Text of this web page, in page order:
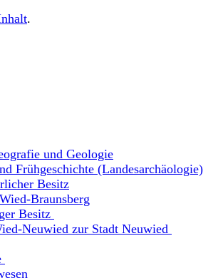
.
und Geologie
Frühgeschichte (Landesarchäologie)
Besitz
Braunsberg
Besitz
Neuwied zur Stadt Neuwied